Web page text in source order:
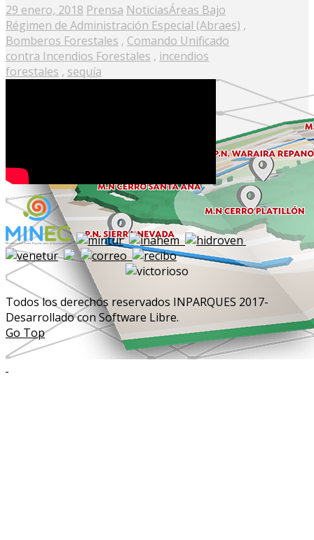
Posted
on
29 enero, 2018 Prensa NoticiasÁreas Bajo
Régimen de Administración Especial (Abraes) ,
Bomberos Forestales , Comando Unificado
contra Incendios Forestales , incendios
forestales , sequía
Todos los derechos reservados INPARQUES 2017-
Desarrollado con Software Libre.
Go Top